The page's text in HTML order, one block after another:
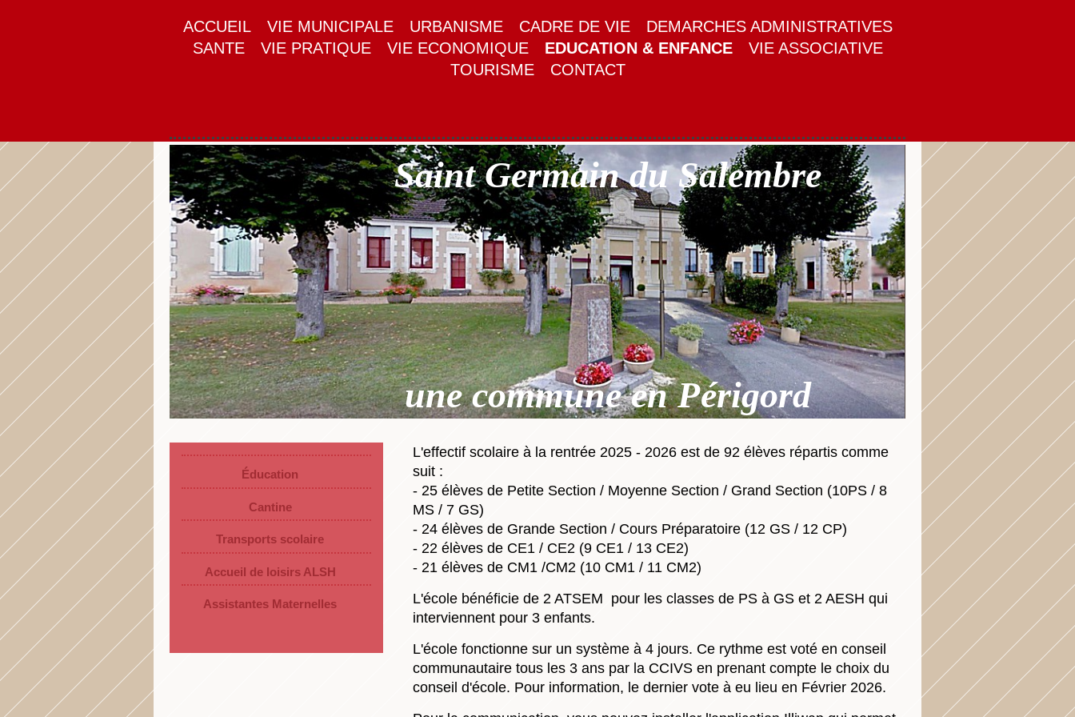
ACCUEIL VIE MUNICIPALE URBANISME CADRE DE VIE
DEMARCHES ADMINISTRATIVES
SANTE
VIE PRATIQUE VIE ECONOMIQUE EDUCATION & ENFANCE
VIE ASSOCIATIVE
TOURISME
CONTACT
Saint Germain du Salembre
une commune en Périgord
L'effectif scolaire à la rentrée 2025 - 2026 est de 92 élèves répartis comme
suit :
- 25 élèves de Petite Section / Moyenne Section / Grand Section (10PS / 8
MS / 7 GS)
- 24 élèves de Grande Section / Cours Préparatoire (12 GS / 12 CP)
- 22 élèves de CE1 / CE2 (9 CE1 / 13 CE2)
- 21 élèves de CM1 /CM2 (10 CM1 / 11 CM2)
L'école bénéficie de 2 ATSEM pour les classes de PS à GS et 2 AESH qui
interviennent pour 3 enfants.
L'école fonctionne sur un système à 4 jours. Ce rythme est voté en conseil
communautaire tous les 3 ans par la CCIVS en prenant compte le choix du
conseil d'école. Pour information, le dernier vote à eu lieu en Février 2026.
Éducation
Cantine
Transports scolaire
Accueil de loisirs ALSH
Assistantes Maternelles